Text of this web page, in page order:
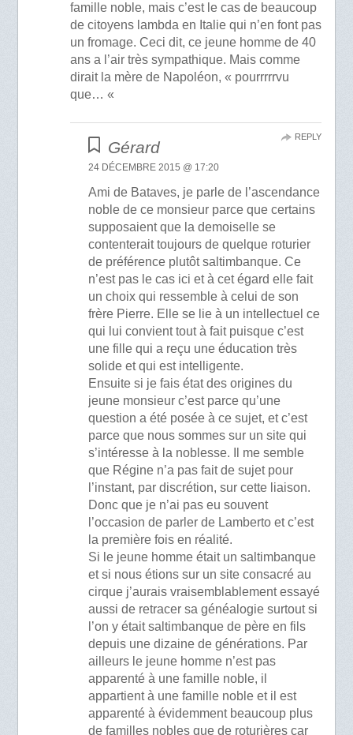
famille noble, mais c’est le cas de beaucoup
de citoyens lambda en Italie qui n’en font pas
un fromage. Ceci dit, ce jeune homme de 40
ans a l’air très sympathique. Mais comme
dirait la mère de Napoléon, « pourrrrrvu
que… «
Gérard
24 DÉCEMBRE 2015 @ 17:20
Ami de Bataves, je parle de l’ascendance
noble de ce monsieur parce que certains
supposaient que la demoiselle se
contenterait toujours de quelque roturier
de préférence plutôt saltimbanque. Ce
n’est pas le cas ici et à cet égard elle fait
un choix qui ressemble à celui de son
frère Pierre. Elle se lie à un intellectuel ce
qui lui convient tout à fait puisque c’est
une fille qui a reçu une éducation très
solide et qui est intelligente.
Ensuite si je fais état des origines du
jeune monsieur c’est parce qu’une
question a été posée à ce sujet, et c’est
parce que nous sommes sur un site qui
s’intéresse à la noblesse. Il me semble
que Régine n’a pas fait de sujet pour
l’instant, par discrétion, sur cette liaison.
Donc que je n’ai pas eu souvent
l’occasion de parler de Lamberto et c’est
la première fois en réalité.
Si le jeune homme était un saltimbanque
et si nous étions sur un site consacré au
cirque j’aurais vraisemblablement essayé
aussi de retracer sa généalogie surtout si
l’on y était saltimbanque de père en fils
depuis une dizaine de générations. Par
ailleurs le jeune homme n’est pas
apparenté à une famille noble, il
appartient à une famille noble et il est
apparenté à évidemment beaucoup plus
de familles nobles que de roturières car
REPLY